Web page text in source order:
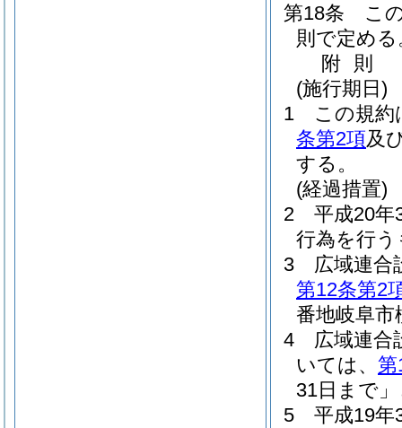
第18条
こ
則で定める
附 則
(施行期日)
1
この規約
条第2項及
する。
(経過措置)
2
平成20年
行為を行
3
広域連合
第12条第2
番地岐阜
4
広域連合
いては、 第
31日まで
5
平成19